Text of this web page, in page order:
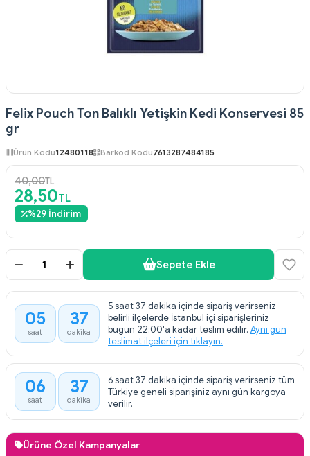
Felix Pouch Ton Balıklı Yetişkin Kedi Konservesi 85
gr
Ürün Kodu12480118 Barkod Kodu7613287484185
40,00TL
28,50TL
%29 İndirim
Sepete Ekle
05
saat
37
dakika
5 saat 37 dakika içinde sipariş verirseniz
belirli ilçelerde İstanbul içi siparişleriniz
bugün 22:00'a kadar teslim edilir. Aynı gün
teslimat ilçeleri için tıklayın.
06
saat
37
dakika
6 saat 37 dakika içinde sipariş verirseniz tüm
Türkiye geneli siparişiniz aynı gün kargoya
verilir.
Ürüne Özel Kampanyalar